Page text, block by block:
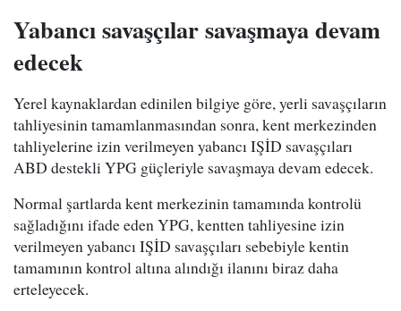
Yabancı savaşçılar savaşmaya devam
edecek
Yerel kaynaklardan edinilen bilgiye göre, yerli savaşçıların
tahliyesinin tamamlanmasından sonra, kent merkezinden
tahliyelerine izin verilmeyen yabancı IŞİD savaşçıları
ABD destekli YPG güçleriyle savaşmaya devam edecek.
Normal şartlarda kent merkezinin tamamında kontrolü
sağladığını ifade eden YPG, kentten tahliyesine izin
verilmeyen yabancı IŞİD savaşçıları sebebiyle kentin
tamamının kontrol altına alındığı ilanını biraz daha
erteleyecek.